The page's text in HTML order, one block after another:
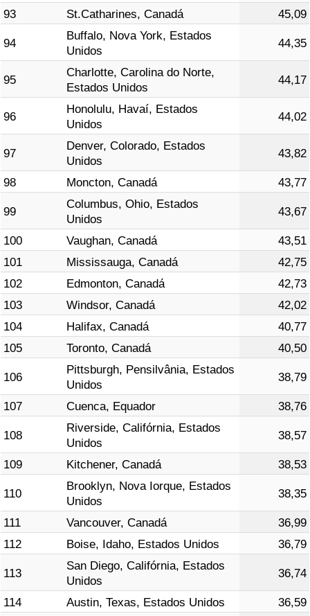
93 St.Catharines, Canadá 45,09
94
Buffalo, Nova York, Estados
Unidos
44,35
95
Charlotte, Carolina do Norte,
Estados Unidos
44,17
96
Honolulu, Havaí, Estados
Unidos
44,02
97
Denver, Colorado, Estados
Unidos
43,82
98 Moncton, Canadá 43,77
99
Columbus, Ohio, Estados
Unidos
43,67
100 Vaughan, Canadá
43,51
101
Mississauga, Canadá
42,75
102
Edmonton, Canadá
42,73
103
Windsor, Canadá
42,02
104
Halifax, Canadá
40,77
105
Toronto, Canadá 40,50
106
Pittsburgh, Pensilvânia, Estados
Unidos
38,79
107 Cuenca, Equador 38,76
108
Riverside, Califórnia, Estados
Unidos
38,57
109 Kitchener, Canadá 38,53
110
Brooklyn, Nova Iorque, Estados
Unidos
38,35
111 Vancouver, Canadá
36,99
112
Boise, Idaho, Estados Unidos 36,79
113
San Diego, Califórnia, Estados
Unidos
36,74
114 Austin, Texas, Estados Unidos 36,59